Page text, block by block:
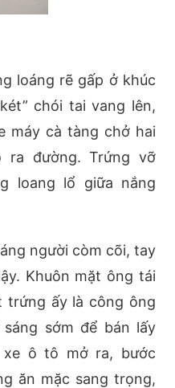
loáng rẽ gấp ở khúc
chói tai vang lên,
máy cà tàng chở hai
ra đường. Trứng vỡ
loang lổ giữa nắng
người còm cõi, tay
Khuôn mặt ông tái
trứng ấy là công ông
sớm để bán lấy
xe ô tô mở ra, bước
ăn mặc sang trọng,